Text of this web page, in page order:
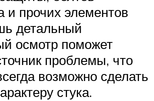
и прочих элементов
детальный
осмотр поможет
проблемы, что
возможно сделать
стука.